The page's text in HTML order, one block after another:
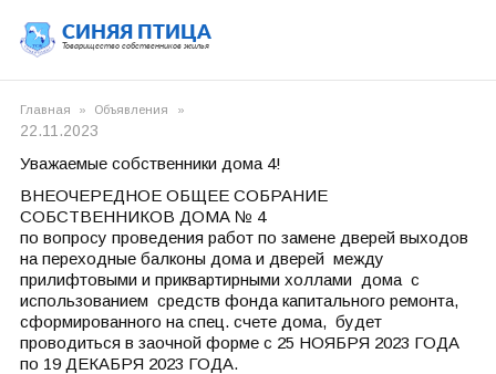
СИНЯЯ ПТИЦА
Товарищество собственников жилья
Главная » Объявления »
22.11.2023
Уважаемые собственники дома 4!
ВНЕОЧЕРЕДНОЕ ОБЩЕЕ СОБРАНИЕ
СОБСТВЕННИКОВ ДОМА № 4
по вопросу проведения работ по замене дверей выходов
на переходные балконы дома и дверей между
прилифтовыми и приквартирными холлами дома с
использованием средств фонда капитального ремонта,
сформированного на спец. счете дома, будет
проводиться в заочной форме с 25 НОЯБРЯ 2023 ГОДА
по 19 ДЕКАБРЯ 2023 ГОДА.